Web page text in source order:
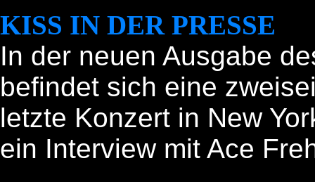
KISS IN DER PRESSE
In der neuen Ausgabe
befindet sich eine
letzte Konzert in New
ein Interview mit Ace